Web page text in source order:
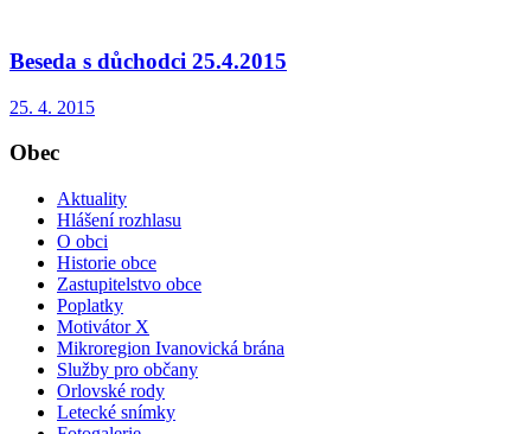
Beseda s důchodci 25.4.2015
25. 4. 2015
Obec
Aktuality
Hlášení rozhlasu
O obci
Historie obce
Zastupitelstvo obce
Poplatky
Motivátor X
Mikroregion Ivanovická brána
Služby pro občany
Orlovské rody
Letecké snímky